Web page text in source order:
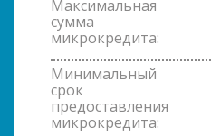
Максимальная
сумма
микрокредита:
Минимальный
срок
предоставления
микрокредита: